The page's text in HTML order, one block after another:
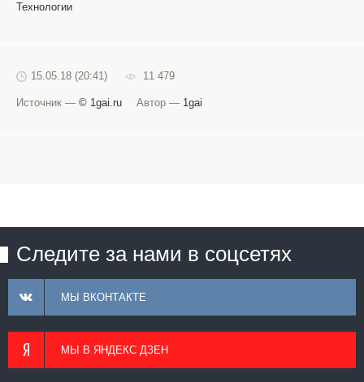
Технологии
15.05.18 (20:41) 11 479
Источник — © 1gai.ru Автор — 1gai
Следите за нами в соцсетях
МЫ ВКОНТАКТЕ
МЫ В ЯНДЕКС ДЗЕН